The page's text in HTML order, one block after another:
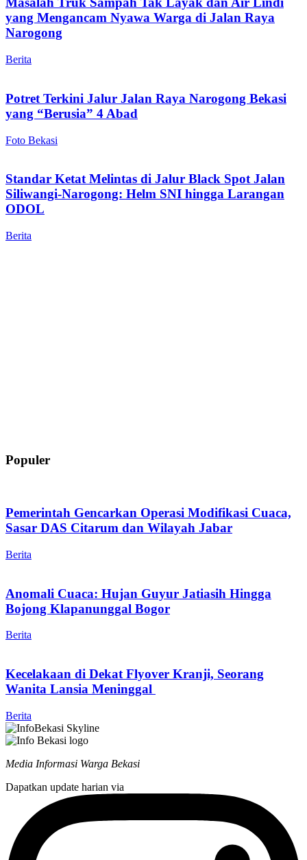
yang Mengancam Nyawa Warga di Jalan Raya
Narogong
Berita
Potret Terkini Jalur Jalan Raya Narogong Bekasi
yang “Berusia” 4 Abad
Foto Bekasi
Standar Ketat Melintas di Jalur Black Spot Jalan
Siliwangi-Narogong: Helm SNI hingga Larangan
ODOL
Berita
Populer
Pemerintah Gencarkan Operasi Modifikasi Cuaca,
Sasar DAS Citarum dan Wilayah Jabar
Berita
Anomali Cuaca: Hujan Guyur Jatiasih Hingga
Bojong Klapanunggal Bogor
Berita
Kecelakaan di Dekat Flyover Kranji, Seorang
Wanita Lansia Meninggal
Berita
Media Informasi Warga Bekasi
Dapatkan update harian via